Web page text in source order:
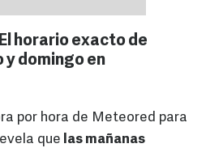
horario exacto de
y domingo en
por hora de Meteored para
que las mañanas